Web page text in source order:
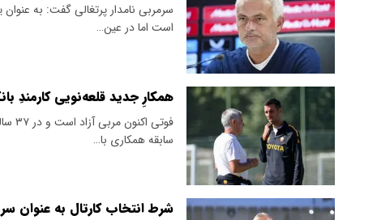
سرمربی نامدار پرتغالی گفت: به عنوان
است اما در عین…
همکارِ جدید قلعه‌نویی کارمندِ
سابقه همکاری با…
شرط انتخاب کارتال به عنوان